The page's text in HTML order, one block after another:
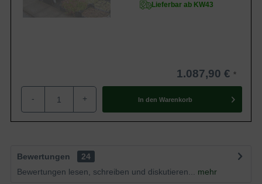
Lieferbar ab KW43
1.087,90 €
- + In den Warenkorb
Bewertungen
24
Bewertungen lesen, schreiben und diskutieren...
mehr